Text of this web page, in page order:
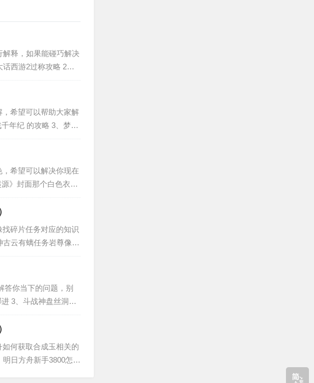
解释，如果能碰巧解决
西游2过称攻略 2、
游2过称攻略 大话西
希望可以帮助大家解
年纪 的攻略 3、梦幻
幻模拟战千年纪秘籍
希望可以解决你现在
》封面那个白色衣服
备几级开启 混沌起
碎片任务对应的知识
云有螭任务岩尊像点
尊像寻找碎片宝藏怎
答你当下的问题，别
3、斗战神盘丝洞中
进不去了怎么办？有
何获取合成玉相关的
日方舟新手3800怎么